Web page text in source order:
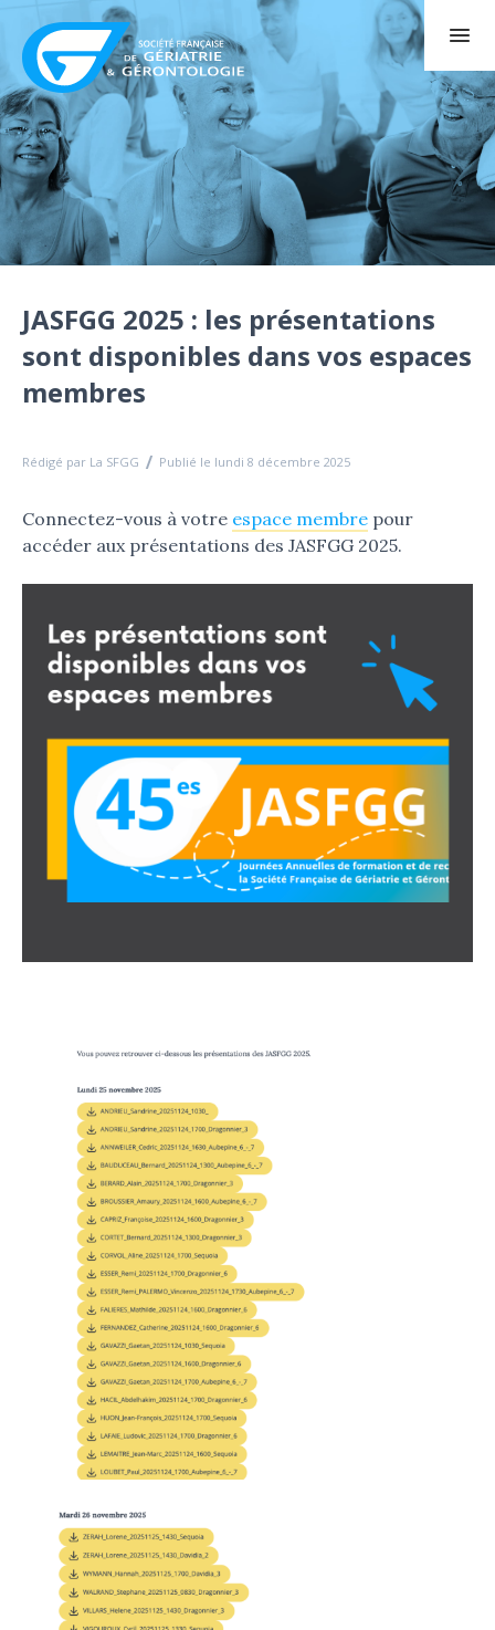
JASFGG 2025 : les présentations
sont disponibles dans vos espaces
membres
Rédigé par La SFGG Publié le lundi 8 décembre 2025
Connectez-vous à votre espace membre pour
accéder aux présentations des JASFGG 2025.